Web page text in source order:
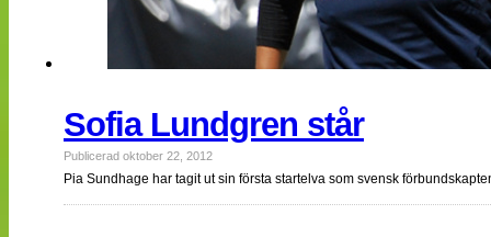
Sofia Lundgren står
Publicerad oktober 22, 2012
Pia Sundhage har tagit ut sin första startelva som svensk